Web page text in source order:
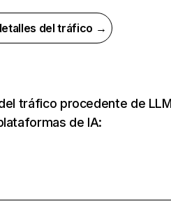
del tráfico →
tráfico procedente de
de IA: